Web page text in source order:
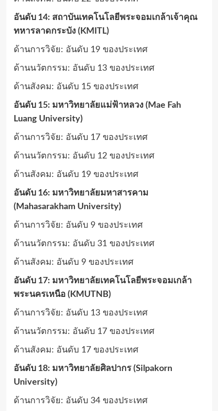
อันดับ 14: สถาบันเทคโนโลยีพระจอมเกล้าเจ้าคุณ
ทหารลาดกระบัง (KMITL)
ด้านการวิจัย: อันดับ 19 ของประเทศ
ด้านนวัตกรรม: อันดับ 13 ของประเทศ
ด้านสังคม: อันดับ 15 ของประเทศ
อันดับ 15: มหาวิทยาลัยแม่ฟ้าหลวง (Mae Fah
Luang University)
ด้านการวิจัย: อันดับ 17 ของประเทศ
ด้านนวัตกรรม: อันดับ 12 ของประเทศ
ด้านสังคม: อันดับ 19 ของประเทศ
อันดับ 16: มหาวิทยาลัยมหาสารคาม
(Mahasarakham University)
ด้านการวิจัย: อันดับ 9 ของประเทศ
ด้านนวัตกรรม: อันดับ 31 ของประเทศ
ด้านสังคม: อันดับ 9 ของประเทศ
อันดับ 17: มหาวิทยาลัยเทคโนโลยีพระจอมเกล้า
พระนครเหนือ (KMUTNB)
ด้านการวิจัย: อันดับ 13 ของประเทศ
ด้านนวัตกรรม: อันดับ 17 ของประเทศ
ด้านสังคม: อันดับ 17 ของประเทศ
อันดับ 18: มหาวิทยาลัยศิลปากร (Silpakorn
University)
ด้านการวิจัย: อันดับ 34 ของประเทศ